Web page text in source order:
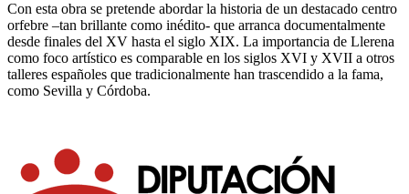
Con esta obra se pretende abordar la historia de un destacado centro
orfebre –tan brillante como inédito- que arranca documentalmente
desde finales del XV hasta el siglo XIX. La importancia de Llerena
como foco artístico es comparable en los siglos XVI y XVII a otros
talleres españoles que tradicionalmente han trascendido a la fama,
como Sevilla y Córdoba.